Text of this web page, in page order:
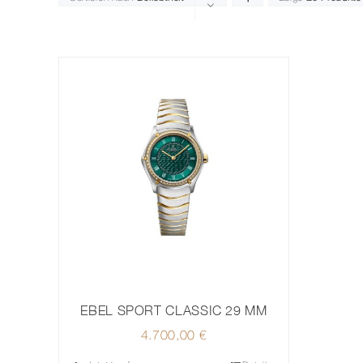
EBEL SPORT CLASSIC 29 MM
4.700,00 €